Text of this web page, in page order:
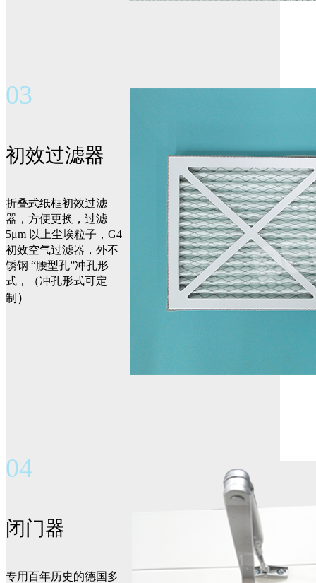
03
初效过滤器
折叠式纸框初效过滤
器，方便更换，过滤
5μm 以上尘埃粒子，G4
初效空气过滤器，外不
锈钢 “腰型孔”冲孔形
式，（冲孔形式可定
制 ）
04
闭门器
专用百年历史的德国多